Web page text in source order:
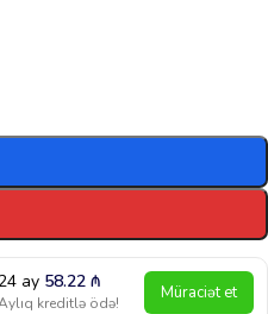
ay 58.22₼
kreditlə ödə! Müraciət et